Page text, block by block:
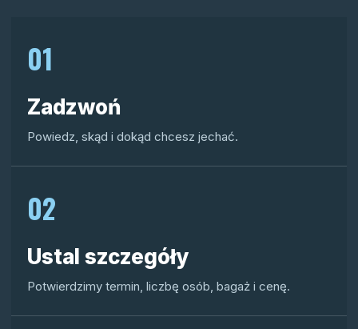
01
Zadzwoń
Powiedz, skąd i dokąd chcesz jechać.
02
Ustal szczegóły
Potwierdzimy termin, liczbę osób, bagaż i cenę.